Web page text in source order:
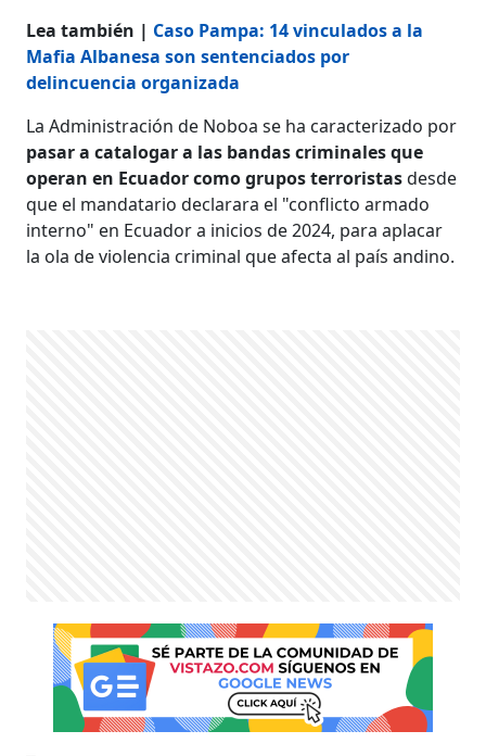
Lea también | Caso Pampa: 14 vinculados a la
Mafia Albanesa son sentenciados por
delincuencia organizada
La Administración de Noboa se ha caracterizado por
pasar a catalogar a las bandas criminales que
operan en Ecuador como grupos terroristasdesde
que el mandatario declarara el "conflicto armado
interno" en Ecuador a inicios de 2024, para aplacar
la ola de violencia criminal que afecta al país andino.